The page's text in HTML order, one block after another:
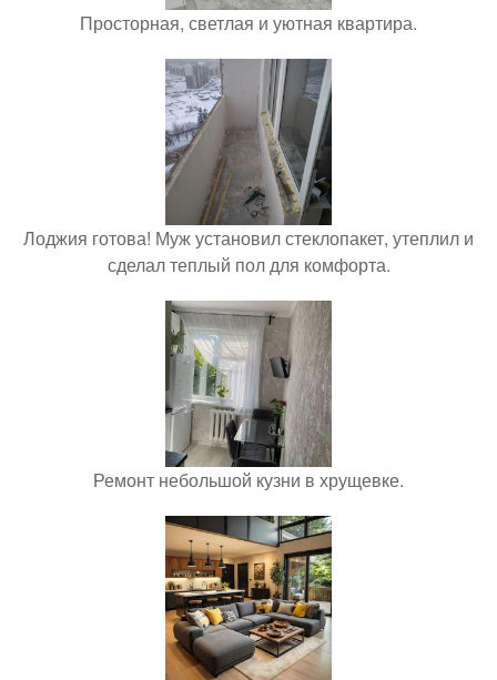
Просторная, светлая и уютная квартира.
Лоджия готова! Муж установил стеклопакет, утеплил и
сделал теплый пол для комфорта.
Ремонт небольшой кузни в хрущевке.